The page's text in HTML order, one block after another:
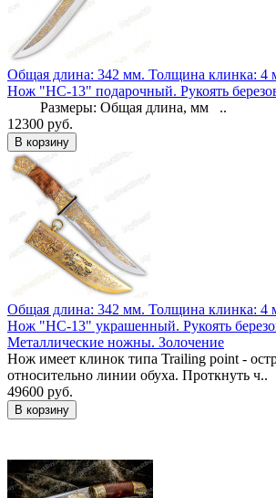
Общая длина: 342 мм. Толщина клинка: 4
Нож "НС-13" подарочный. Рукоять
Размеры: Общая длина, мм ..
12300 руб.
Общая длина: 342 мм. Толщина клинка: 4
Нож "НС-13" украшенный. Рукоять
Металлические ножны. Золочение
Нож имеет клинок типа Trailing point -
относительно линии обуха. Проткнуть ч..
49600 руб.